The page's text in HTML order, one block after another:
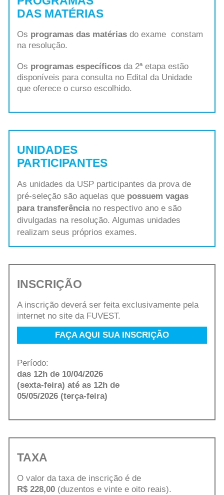
DAS MATÉRIAS
Os programas das matérias do exame constam
na resolução.
Os programas específicos da 2ª etapa estão
disponíveis para consulta no Edital da Unidade
que oferece o curso escolhido.
UNIDADES
PARTICIPANTES
As unidades da USP participantes da prova de
pré-seleção são aquelas que possuem vagas
para transferênciano respectivo ano e são
divulgadas na resolução. Algumas unidades
realizam seus próprios exames.
INSCRIÇÃO
A inscrição deverá ser feita exclusivamente pela
internet no site da FUVEST.
FAÇA AQUI SUA INSCRIÇÃO
Período:
das 12h de 10/04/2026
(sexta-feira) até as 12h de
05/05/2026 (terça-feira)
TAXA
O valor da taxa de inscrição é de
R$ 228,00 (duzentos e vinte e oito reais).